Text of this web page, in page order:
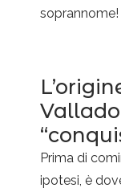
soprannome!
Prima di
ipotesi, è